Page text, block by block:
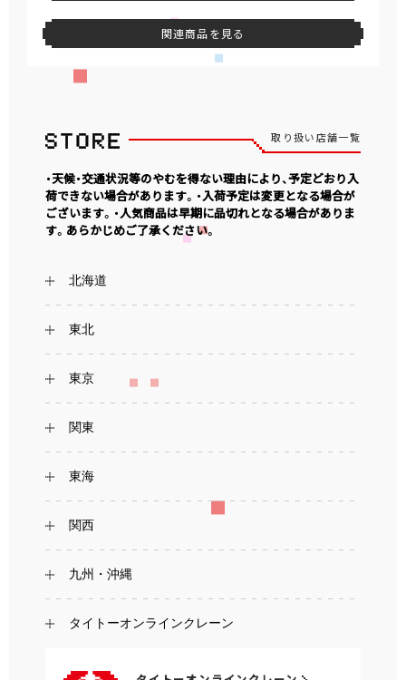
関連商品を見る
取り扱い店舗一覧
・天候・交通状況等のやむを得ない理由により、予定どおり入
荷できない場合があります。・入荷予定は変更となる場合が
ございます。・人気商品は早期に品切れとなる場合がありま
す。あらかじめご了承ください。
北海道
東北
東京
関東
東海
関西
九州・沖縄
タイトーオンラインクレーン